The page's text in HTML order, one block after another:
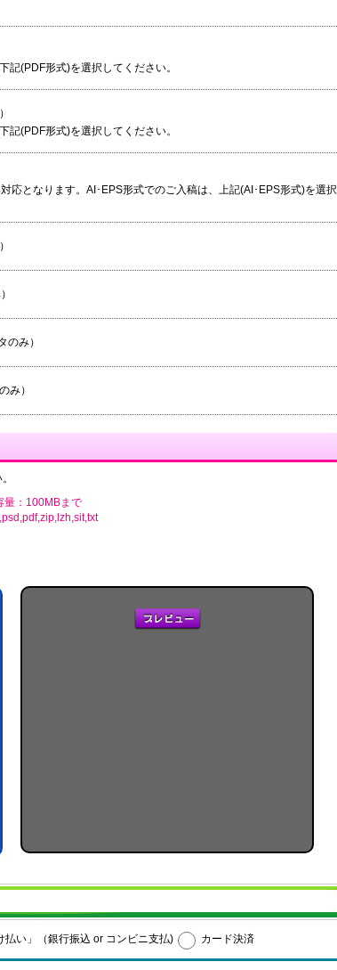
(PDF形式)を選択してください。
(PDF形式)を選択してください。
応となります。AI･EPS形式でのご入稿は、上記(AI･EPS形式)を選択
み）
み）
：100MBまで
い」（銀行振込 or コンビニ支払) カード決済